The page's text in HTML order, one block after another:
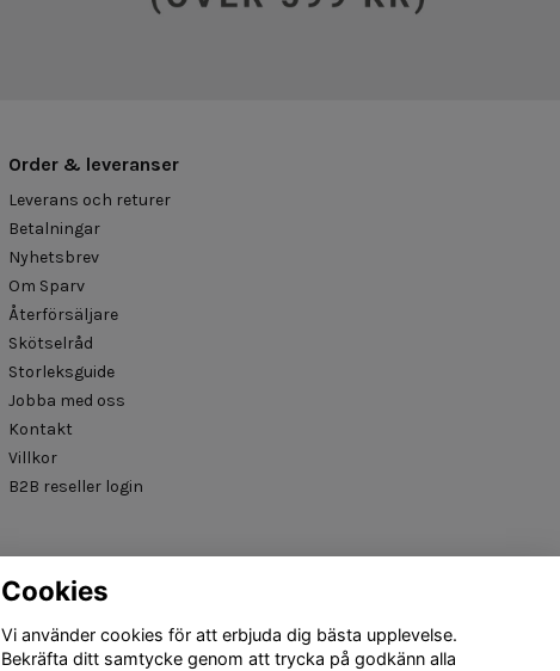
Order & leveranser
Leverans och returer
Betalningar
Nyhetsbrev
Om Sparv
Återförsäljare
Skötselråd
Storleksguide
Jobba med oss
Kontakt
Villkor
B2B reseller login
Cookies
Vi använder cookies för att erbjuda dig bästa upplevelse.
Bekräfta ditt samtycke genom att trycka på godkänn alla